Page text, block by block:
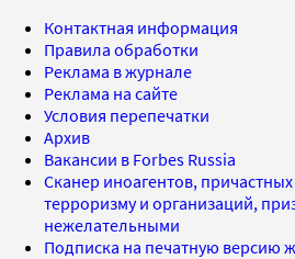
Контактная информация
Правила обработки
Реклама в журнале
Реклама на сайте
Условия перепечатки
Архив
Вакансии в Forbes Russia
Сканер иноагентов,
терроризму и организаций,
нежелательными
Подписка на печатную версию